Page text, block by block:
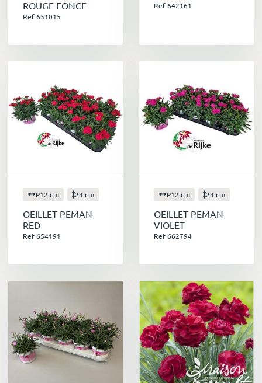
ROUGE FONCE
Ref 651015
Ref 642161
P12 cm 24 cm
OEILLET PEMAN
RED
Ref 654191
P12 cm 24 cm
OEILLET PEMAN
VIOLET
Ref 662794